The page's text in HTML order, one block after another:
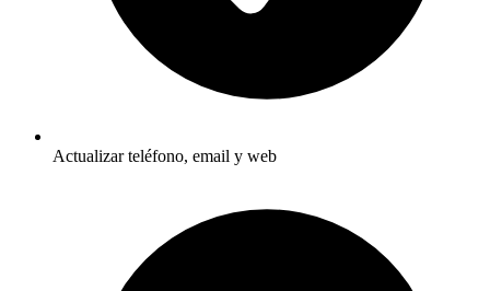
Actualizar teléfono, email y web